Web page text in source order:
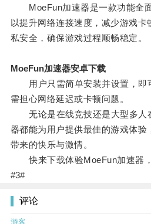
MoeFun加速器是一款功能全
以提升网络连接速度，减少游戏卡
私安全，确保游戏过程顺畅稳定。
MoeFun加速器安卓下载
用户只需简单安装并设置，即
需担心网络延迟或卡顿问题。
无论是在线竞技还是大型多人
器都能为用户提供最佳的游戏体验
带来的快乐与激情。
快来下载体验MoeFun加速器，
#3#
评论
游客